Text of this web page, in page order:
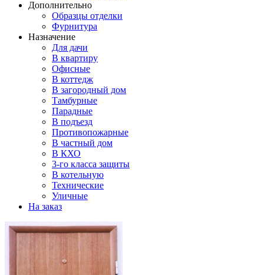
Дополнительно
Образцы отделки
Фурнитура
Назначение
Для дачи
В квартиру
Офисные
В коттедж
В загородный дом
Тамбурные
Парадные
В подъезд
Противопожарные
В частный дом
В КХО
3-го класса защиты
В котельную
Технические
Уличные
На заказ